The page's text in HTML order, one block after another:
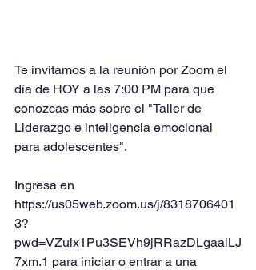
Te invitamos a la reunión por Zoom el
día de HOY a las 7:00 PM para que
conozcas más sobre el "Taller de
Liderazgo e inteligencia emocional
para adolescentes".
Ingresa en
https://us05web.zoom.us/j/8318706401
3?
pwd=VZulx1Pu3SEVh9jRRazDLgaaiLJ
7xm.1 para iniciar o entrar a una